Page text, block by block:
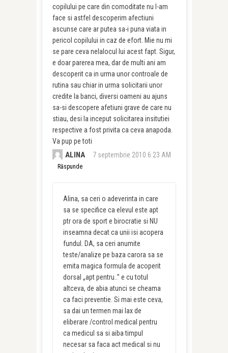
copilului pe care din comoditate nu l-am
face si astfel descoperim afectiuni
ascunse care ar putea sa-i puna viata in
pericol copilului in caz de efort. Mie nu mi
se pare ceva nelalocul lui acest fapt. Sigur,
e doar parerea mea, dar de multi ani am
descoperit ca in urma unor controale de
rutina sau chiar in urma solicitarii unor
credite la banci, diversi oameni au ajuns
sa-si descopere afetiuni grave de care nu
stiau, desi la inceput solicitarea insitutiei
respective a fost privita ca ceva anapoda.
Va pup pe toti
ALINA 7 septembrie 2010 6:23 AM
Răspunde
Alina, sa ceri o adeverinta in care
sa se specifice ca elevul este apt
ptr ora de sport e birocratie si NU
inseamna decat ca unii isi acopera
fundul. DA, sa ceri anumite
teste/analize pe baza carora sa se
emita magica formula de acoperit
dorsal „apt pentru..” e cu totul
altceva, de abia atunci se cheama
ca faci preventie. Si mai este ceva,
sa dai un termen mai lax de
eliberare /control medical pentru
ca medicul sa si aiba timpul
necesar sa faca act medical si nu